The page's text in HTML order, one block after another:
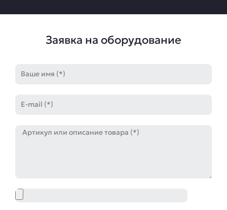
Заявка на оборудование
mail
Артикул
Файл